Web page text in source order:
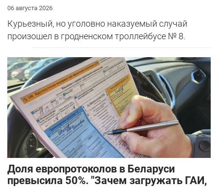
06 августа 2026
Курьезный, но уголовно наказуемый случай
произошел в гродненском троллейбусе № 8.
Доля европротоколов в Беларуси
превысила 50%. "Зачем загружать ГАИ,